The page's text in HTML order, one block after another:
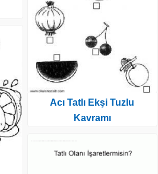
Acı Tatlı Ekşi Tuzlu
Kavramı